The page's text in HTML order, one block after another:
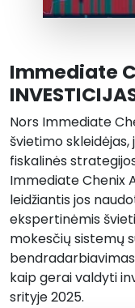
Immediate
Nors Immediate
švietimo
fiskalinės
Immediate Chenix
leidžiantis jos
ekspertinėmis
mokesčių sistemų
kaip gerai valdyti
srityje 2025.